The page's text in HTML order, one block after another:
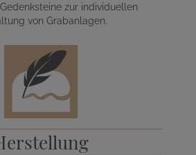
zur individuellen
von Grabanlagen.